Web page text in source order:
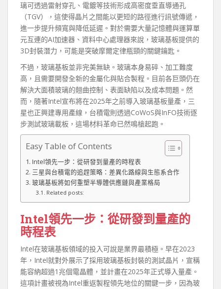
璃可透過雷射穿孔、電鍍等技術形成高密度垂直導通孔
（TGV），這使得晶片之間能以更短的路徑進行訊號傳遞，
進一步提升頻寬與降低延遲。對於需要大量記憶體與運算單
元互連的AI加速器、資料中心處理器來說，玻璃基板提供的
3D封裝潛力，可能是突破摩爾定律瓶頸的關鍵鑰匙。
不過，玻璃基板並非完美無缺。玻璃本身易碎、加工難度
高，且需要開發全新的金屬化與貼合製程。目前各巨頭仍在
解決大面積玻璃的翹曲控制、表面缺陷以及成本問題。然
而，隨著Intel宣布將在2025年之前導入玻璃基板量產，三
星也正興建專用產線，台積電則透過CoWoS與InFO技術逐
步測試玻璃載板，這場材料革命已然鳴槍起跑。
Easy Table of Contents
Intel領先一步：從研發到量產的時程表
三星與台積電的追趕策略：差異化路線與生態系合作
玻璃基板將如何重塑半導體供應鏈與產業格局
Related posts:
Intel領先一步：從研發到量產的
時程表
Intel在玻璃基板領域的投入可說是業界最積極。早在2023
年，Intel就對外展示了採用玻璃基板封裝的測試晶片，宣稱
能容納超過1兆個電晶體，並計畫在2025年正式導入量產。
這項計畫被視為Intel重返製程領先地位的關鍵一步，因為玻